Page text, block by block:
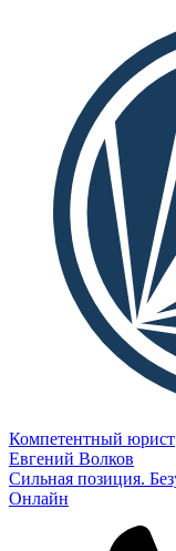
Компетентный юрист
Евгений Волков
Сильная позиция.
Онлайн